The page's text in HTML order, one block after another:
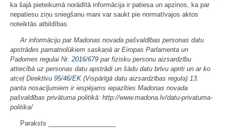
ka šajā pieteikumā norādītā informācija ir patiesa un apzinos, ka par
nepatiesu ziņu sniegšanu mani var saukt pie normatīvajos aktos
noteiktās atbildības.
Ar informāciju par Madonas novada pašvaldības personas datu
apstrādes pamatnolūkiem saskaņā ar Eiropas Parlamenta un
Padomes regulai Nr. 2016/679 par fizisku personu aizsardzību
attiecībā uz personas datu apstrādi un šādu datu brīvu apriti un ar ko
atceļ Direktīvu 95/46/EK (Vispārīgā datu aizsardzības regula) 13.
panta nosacījumiem ir iespējams iepazīties Madonas novada
pašvaldības privātuma politikā: http://www.madona.lv/datu-privatuma-
politika/
Paraksts ___________________